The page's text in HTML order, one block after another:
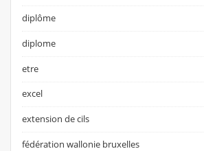
diplôme
diplome
etre
excel
extension de cils
fédération wallonie bruxelles